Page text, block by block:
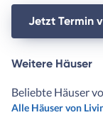
Jetzt Termin
Weitere Häuser
Beliebte Häuser
Alle Häuser von